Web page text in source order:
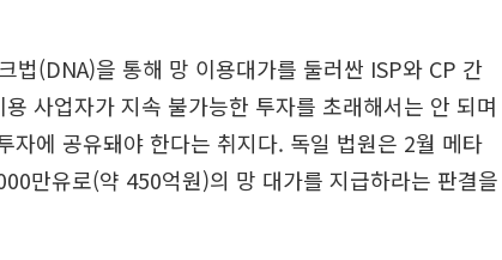
법(DNA)을 통해 망 이용대가를 둘러싼 ISP와 CP 간
사업자가 지속 불가능한 투자를 초래해서는 안 되며
자에 공유돼야 한다는 취지다. 독일 법원은 2월 메타
만유로(약 450억원)의 망 대가를 지급하라는 판결을